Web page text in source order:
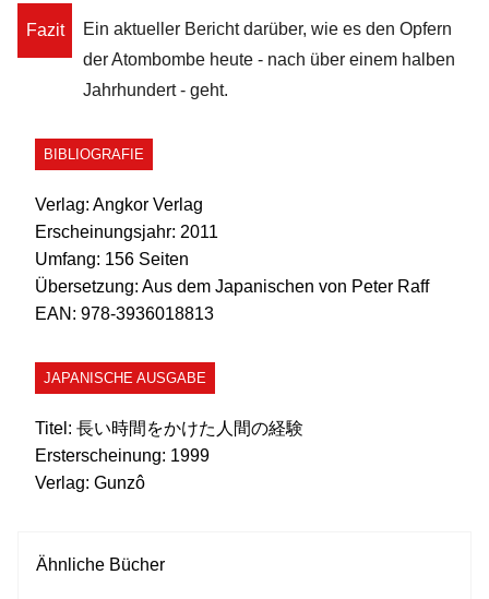
Fazit
Ein aktueller Bericht darüber, wie es den Opfern
der Atombombe heute - nach über einem halben
Jahrhundert - geht.
BIBLIOGRAFIE
Verlag: Angkor Verlag
Erscheinungsjahr: 2011
Umfang: 156 Seiten
Übersetzung: Aus dem Japanischen von Peter Raff
EAN: 978-3936018813
JAPANISCHE AUSGABE
Titel: 長い時間をかけた人間の経験
Ersterscheinung: 1999
Verlag: Gunzô
Ähnliche Bücher